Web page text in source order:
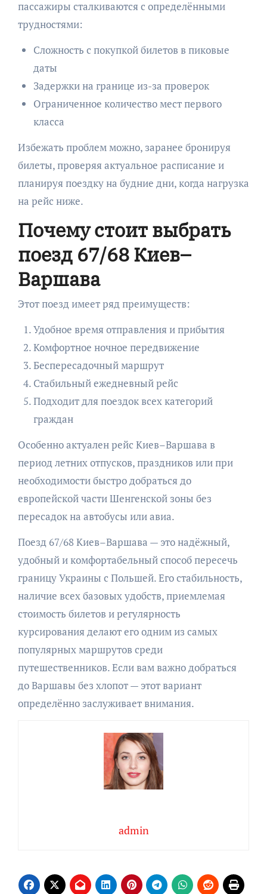
пассажиры сталкиваются с определёнными
трудностями:
Сложность с покупкой билетов в пиковые
даты
Задержки на границе из-за проверок
Ограниченное количество мест первого
класса
Избежать проблем можно, заранее бронируя
билеты, проверяя актуальное расписание и
планируя поездку на будние дни, когда нагрузка
на рейс ниже.
Почему стоит выбрать
поезд 67/68 Киев–
Варшава
Этот поезд имеет ряд преимуществ:
Удобное время отправления и прибытия
Комфортное ночное передвижение
Беспересадочный маршрут
Стабильный ежедневный рейс
Подходит для поездок всех категорий
граждан
Особенно актуален рейс Киев–Варшава в
период летних отпусков, праздников или при
необходимости быстро добраться до
европейской части Шенгенской зоны без
пересадок на автобусы или авиа.
Поезд 67/68 Киев–Варшава — это надёжный,
удобный и комфортабельный способ пересечь
границу Украины с Польшей. Его стабильность,
наличие всех базовых удобств, приемлемая
стоимость билетов и регулярность
курсирования делают его одним из самых
популярных маршрутов среди
путешественников. Если вам важно добраться
до Варшавы без хлопот — этот вариант
определённо заслуживает внимания.
admin